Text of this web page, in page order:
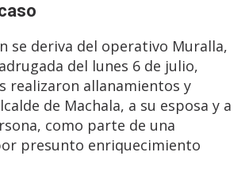
se deriva del operativo Muralla,
del lunes 6 de julio,
realizaron allanamientos y
de Machala, a su esposa y a
como parte de una
presunto enriquecimiento